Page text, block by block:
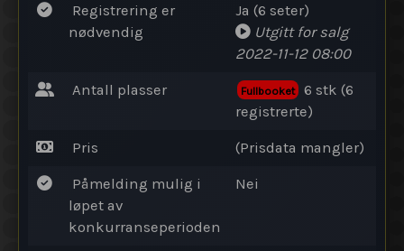
Registrering er
nødvendig
Ja (6 seter)
Utgitt for salg
2022-11-12 08:00
Antall plasser Fullbooket
6 stk (6
registrerte)
Pris (Prisdata mangler)
Påmelding mulig i
løpet av
konkurranseperioden
Nei